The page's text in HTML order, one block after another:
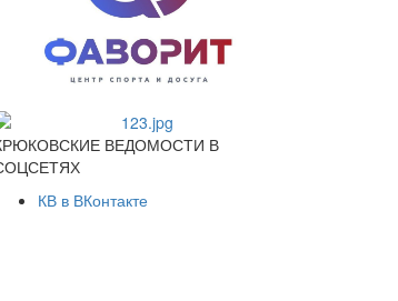
ВЕДОМОСТИ В
КВ в ВКонтакте